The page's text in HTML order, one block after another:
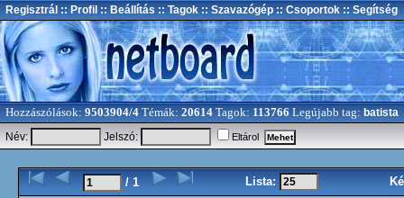
Regisztrál :: Profil :: Beállítás :: Tagok :: Szavazógép :: Csoportok :: Segítség
Hozzászólások: 9503904/4 Témák: 20614 Tagok: 113766 Legújabb tag: batista
Név:
Jelszó: Eltárol
/ 1 Lista: